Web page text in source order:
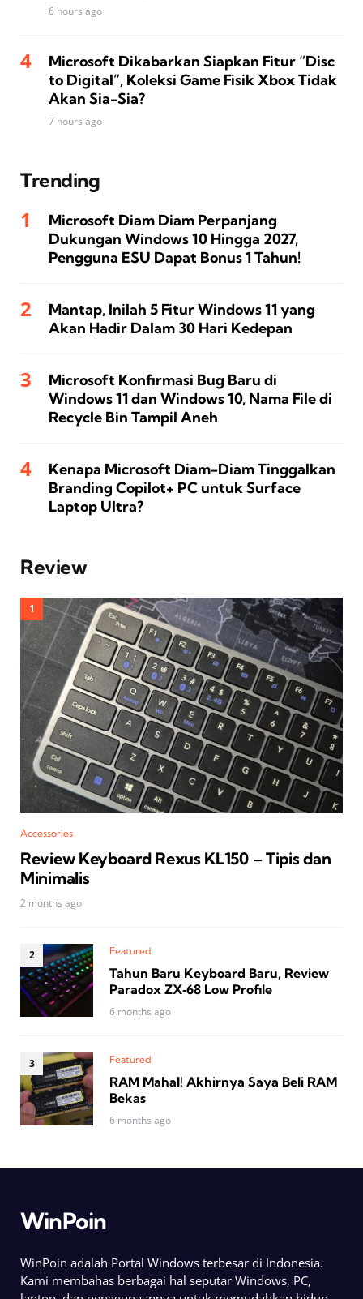
6 hours ago
Microsoft Dikabarkan Siapkan Fitur “Disc
to Digital”, Koleksi Game Fisik Xbox Tidak
Akan Sia-Sia?
7 hours ago
Trending
Microsoft Diam Diam Perpanjang
Dukungan Windows 10 Hingga 2027,
Pengguna ESU Dapat Bonus 1 Tahun!
Mantap, Inilah 5 Fitur Windows 11 yang
Akan Hadir Dalam 30 Hari Kedepan
Microsoft Konfirmasi Bug Baru di
Windows 11 dan Windows 10, Nama File di
Recycle Bin Tampil Aneh
Kenapa Microsoft Diam-Diam Tinggalkan
Branding Copilot+ PC untuk Surface
Laptop Ultra?
Review
Accessories
Review Keyboard Rexus KL150 – Tipis dan
Minimalis
2 months ago
Featured
Tahun Baru Keyboard Baru, Review
Paradox ZX‑68 Low Profile
6 months ago
Featured
RAM Mahal! Akhirnya Saya Beli RAM
Bekas
6 months ago
WinPoin
WinPoin adalah Portal Windows terbesar di Indonesia.
Kami membahas berbagai hal seputar Windows, PC,